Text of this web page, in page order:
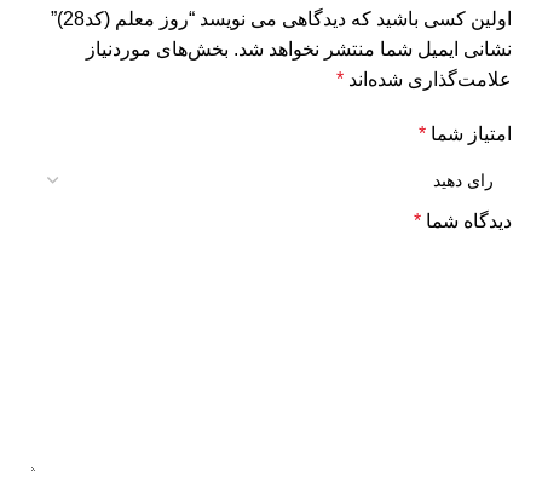
اولین کسی باشید که دیدگاهی می نویسد “روز معلم (کد28)”
نشانی ایمیل شما منتشر نخواهد شد. بخش‌های موردنیاز
علامت‌گذاری شده‌اند *
امتیاز شما *
دیدگاه شما *